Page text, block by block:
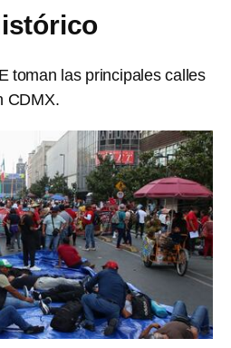
toman las principales calles
CDMX.